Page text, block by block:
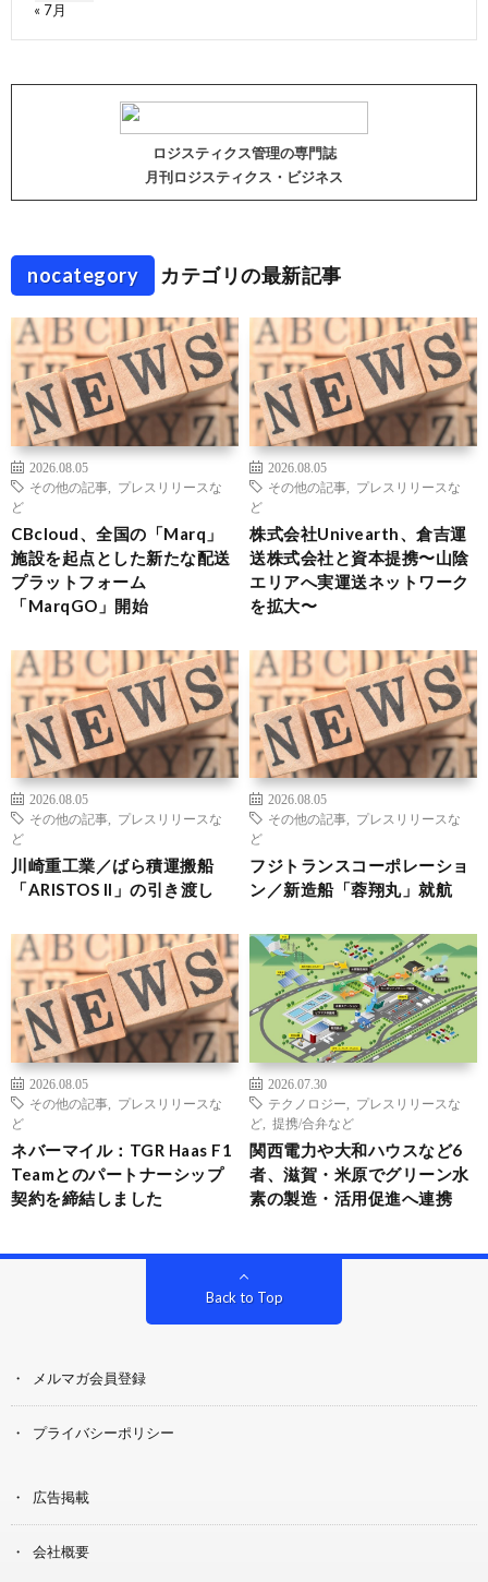
« 7月
ロジスティクス管理の専門誌
月刊ロジスティクス・ビジネス
nocategory カテゴリの最新記事
2026.08.05
その他の記事
プレスリリースな
ど
CBcloud、全国の「Marq」
施設を起点とした新たな配送
プラットフォーム
「MarqGO」開始
2026.08.05
その他の記事
プレスリリースな
ど
株式会社Univearth、倉吉運
送株式会社と資本提携〜山陰
エリアへ実運送ネットワーク
を拡大〜
2026.08.05
その他の記事
プレスリリースな
ど
川崎重工業／ばら積運搬船
「ARISTOS II」の引き渡し
2026.08.05
その他の記事
プレスリリースな
ど
フジトランスコーポレーショ
ン／新造船「蓉翔丸」就航
2026.08.05
その他の記事
プレスリリースな
ど
ネバーマイル：TGR Haas F1
Teamとのパートナーシップ
契約を締結しました
2026.07.30
テクノロジー
プレスリリースな
ど
提携/合弁など
関西電力や大和ハウスなど6
者、滋賀・米原でグリーン水
素の製造・活用促進へ連携
Back to Top
メルマガ会員登録
プライバシーポリシー
広告掲載
会社概要